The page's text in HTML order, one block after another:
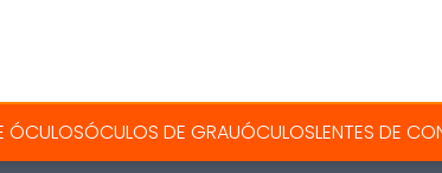
ÓCULOSÓCULOS DE GRAUÓCULOSLENTES DE